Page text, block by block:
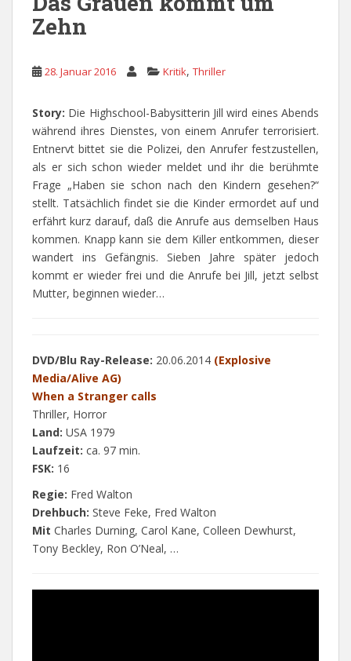
Zehn
28. Januar 2016 Kritik, Thriller
Story: Die Highschool-Babysitterin Jill wird eines Abends
während ihres Dienstes, von einem Anrufer terrorisiert.
Entnervt bittet sie die Polizei, den Anrufer festzustellen,
als er sich schon wieder meldet und ihr die berühmte
Frage „Haben sie schon nach den Kindern gesehen?“
stellt. Tatsächlich findet sie die Kinder ermordet auf und
erfährt kurz darauf, daß die Anrufe aus demselben Haus
kommen. Knapp kann sie dem Killer entkommen, dieser
wandert ins Gefängnis. Sieben Jahre später jedoch
kommt er wieder frei und die Anrufe bei Jill, jetzt selbst
Mutter, beginnen wieder…
DVD/Blu Ray-Release: 20.06.2014 (Explosive
Media/Alive AG)
When a Stranger calls
Thriller, Horror
Land: USA 1979
Laufzeit: ca. 97 min.
FSK: 16
Regie: Fred Walton
Drehbuch: Steve Feke, Fred Walton
Mit Charles Durning, Carol Kane, Colleen Dewhurst,
Tony Beckley, Ron O’Neal, …